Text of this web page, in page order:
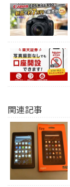
関連記事